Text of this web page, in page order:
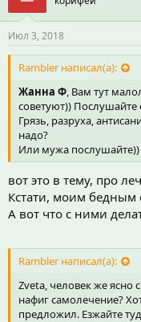
Июл 3, 2018
Rambler написал(а):
Жанна Ф, Вам тут
советуют)) Послушайте
Грязь, разруха,
надо?
Или мужа послушайте))
вот это в тему, про
Кстати, моим бедным
А вот что с ними
Rambler написал(а):
Zveta, человек же ясно
нафиг самолечение?
предложил. Езжайте